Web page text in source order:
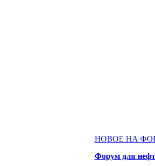
НОВОЕ НА
Форум для